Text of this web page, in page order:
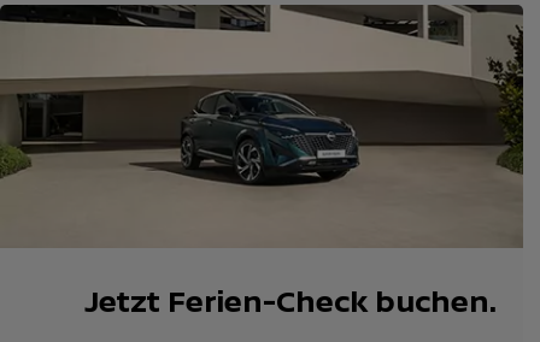
Jetzt Ferien-Check buchen.